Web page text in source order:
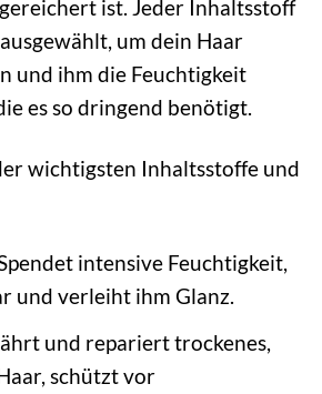
ist. Jeder Inhaltsstoff
um dein Haar
und ihm die Feuchtigkeit
es so dringend benötigt.
wichtigsten Inhaltsstoffe und
intensive Feuchtigkeit,
und verleiht ihm Glanz.
und repariert trockenes,
schützt vor